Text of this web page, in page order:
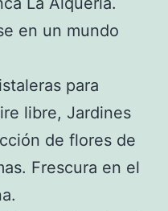
en un mundo
para
libre, Jardines
de flores de
Frescura en el